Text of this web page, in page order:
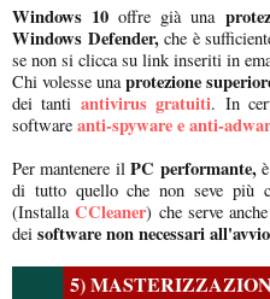
Windows 10 offre già una
Windows Defender,che è
se non si clicca su link inseriti in
Chi volesse unaprotezione
dei tanti antivirus gratuiti. In
software anti-spyware e anti-
Per mantenere ilPC performante,è
di tutto quello che non seve più
(InstallaCCleaner) che serve
dei software non necessari
5)